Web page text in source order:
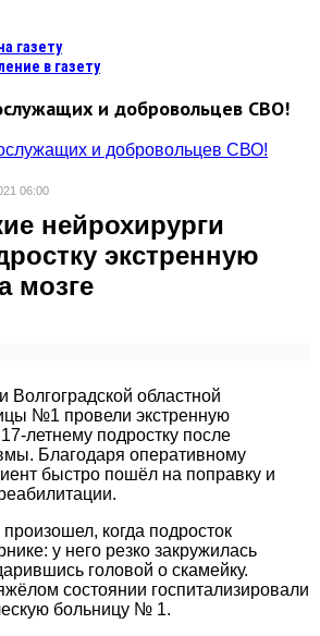
газету
в газету
и добровольцев СВО!
06:00
нейрохирурги
экстренную
мозге
Волгоградской областной
№1 провели экстренную
летнему подростку после
Благодаря оперативному
быстро пошёл на поправку и
когда подросток
у него резко закружилась
головой о скамейку.
состоянии госпитализировали
больницу № 1.